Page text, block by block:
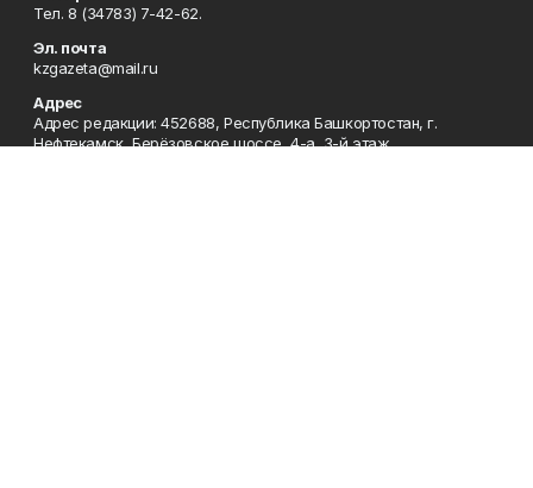
Тел. 8 (34783) 7-42-62.
Эл. почта
kzgazeta@mail.ru
Адрес
Адрес редакции: 452688, Республика Башкортостан, г.
Нефтекамск, Берёзовское шоссе, 4-а, 3-й этаж.